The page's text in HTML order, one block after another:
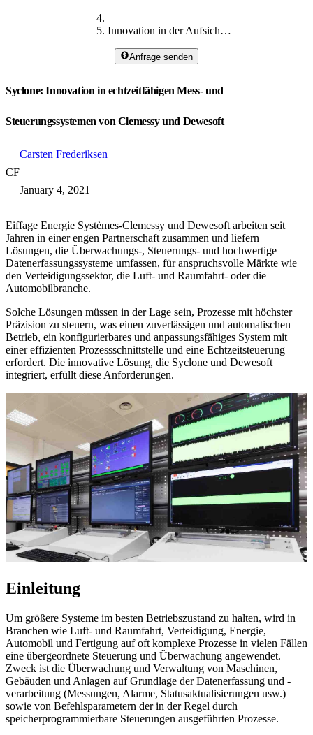
Innovation in der Aufsichtskontrolle
Anfrage senden
Syclone: Innovation in echtzeitfähigen Mess- und
Steuerungssystemen von Clemessy und Dewesoft
CF
Carsten Frederiksen
January 4, 2021
Eiffage Energie Systèmes-Clemessy und Dewesoft arbeiten seit
Jahren in einer engen Partnerschaft zusammen und liefern
Lösungen, die Überwachungs-, Steuerungs- und hochwertige
Datenerfassungssysteme umfassen, für anspruchsvolle Märkte wie
den Verteidigungssektor, die Luft- und Raumfahrt- oder die
Automobilbranche.
Solche Lösungen müssen in der Lage sein, Prozesse mit höchster
Präzision zu steuern, was einen zuverlässigen und automatischen
Betrieb, ein konfigurierbares und anpassungsfähiges System mit
einer effizienten Prozessschnittstelle und eine Echtzeitsteuerung
erfordert. Die innovative Lösung, die Syclone und Dewesoft
integriert, erfüllt diese Anforderungen.
Einleitung
Um größere Systeme im besten Betriebszustand zu halten, wird in
Branchen wie Luft- und Raumfahrt, Verteidigung, Energie,
Automobil und Fertigung auf oft komplexe Prozesse in vielen Fällen
eine übergeordnete Steuerung und Überwachung angewendet.
Zweck ist die Überwachung und Verwaltung von Maschinen,
Gebäuden und Anlagen auf Grundlage der Datenerfassung und -
verarbeitung (Messungen, Alarme, Statusaktualisierungen usw.)
sowie von Befehlsparametern der in der Regel durch
speicherprogrammierbare Steuerungen ausgeführten Prozesse.